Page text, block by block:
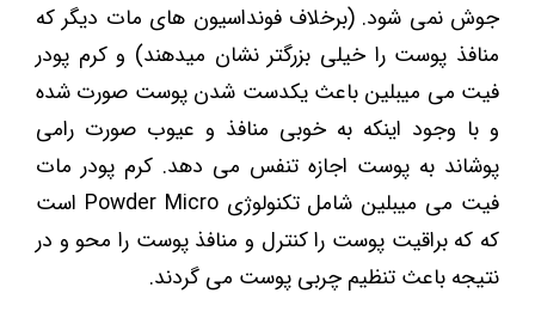
جوش نمی شود. (برخلاف فونداسیون های مات دیگر که
منافذ پوست را خیلی بزرگتر نشان میدهند) و کرم پودر
فیت می میبلین باعث یکدست شدن پوست صورت شده
و با وجود اینکه به خوبی منافذ و عیوب صورت رامی
پوشاند به پوست اجازه تنفس می دهد. کرم پودر مات
فیت می میبلین شامل تکنولوژی Powder Micro است
که که براقیت پوست را کنترل و منافذ پوست را محو و در
نتیجه باعث تنظیم چربی پوست می گردند.